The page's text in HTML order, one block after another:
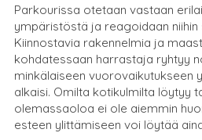
Parkourissa otetaan vastaan
ympäristöstä ja reagoidaan niihin
Kiinnostavia rakennelmia ja
kohdatessaan harrastaja ryhtyy
minkälaiseen vuorovaikutukseen
alkaisi. Omilta kotikulmilta löytyy
olemassaoloa ei ole aiemmin
esteen ylittämiseen voi löytää